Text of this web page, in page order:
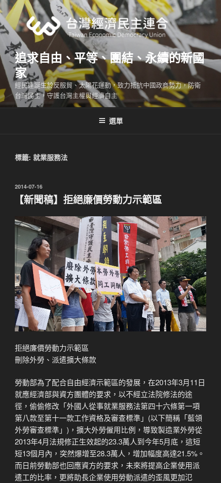
跳
至
主
內
容
追求自由、平等、團結、永續的新國
家
經民連誕生於反服貿、太陽花運動，致力抵抗中國政商勢力，防衛
台灣民主，守護台灣主權與經濟自主
選單
標籤: 就業服務法
發
2014-07-16
【新聞稿】拒絕廉價勞動力示範區
拒絕廉價勞動力示範區
刪除外勞、派遣擴大條款
勞動部為了配合自由經濟示範區的發展，在2013年3月11日
就應經濟部與資方團體的要求，以不經立法院修法的途
徑，偷偷修改「外國人從事就業服務法第四十六條第一項
第八款至第十一款工作資格及審查標準」(以下簡稱「藍領
外勞審查標準」)，擴大外勞僱用比例，導致製造業外勞從
2013年4月法規修正生效起的23.3萬人到今年5月底，這短
短13個月內，突然爆增至28.3萬人，增加幅度高達21.5%。
而日前勞動部也回應資方的要求，未來將提高企業使用派
遣工的比率，更將助長企業使用勞動派遣的歪風更加氾